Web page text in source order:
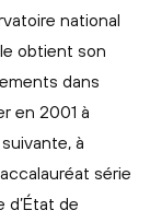
national
obtient son
dans
en 2001 à
à
série
d’État de